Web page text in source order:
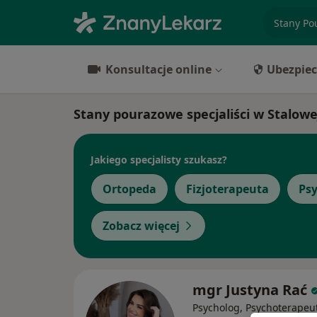
Konsultacje online
Stany pourazowe specjaliści w
Jakiego specjalisty szukasz?
Ortopeda Fizjoterapeuta
Zobacz więcej
mgr Justyna Rać
Psycholog,